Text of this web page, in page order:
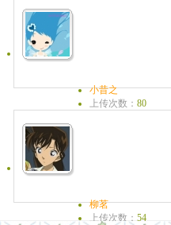
小昔之
上传次数： 80
柳茗
上传次数： 54